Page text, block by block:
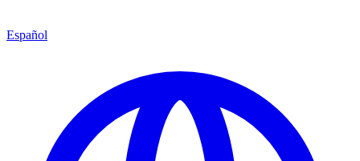
Español